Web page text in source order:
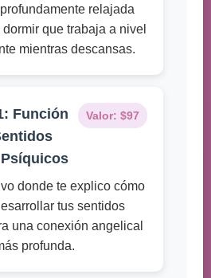
relajada
que trabaja a nivel
mientras descansas.
Valor: $97
Función
Psíquicos
donde te explico cómo
tus sentidos
una conexión angelical
profunda.